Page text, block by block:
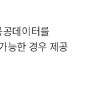
데이터를
능한 경우 제공